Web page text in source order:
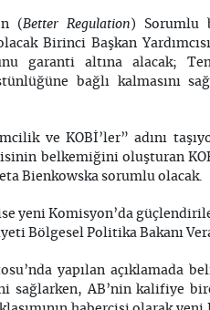
(Better Regulation ) Sorumlu
Birinci Başkan
garanti altına alacak;
bağlı kalmasını
ve KOBİ’ler” adını
belkemiğini oluşturan
Bienkowska sorumlu olacak.
yeni Komisyon’da
Bölgesel Politika Bakanı
yapılan açıklamada
sağlarken, AB’nin kalifiye